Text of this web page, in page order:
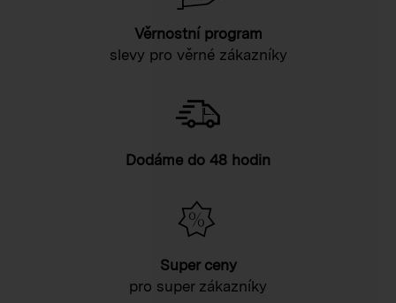
Věrnostní program
slevy pro věrné zákazníky
Dodáme do 48 hodin
Super ceny
pro super zákazníky